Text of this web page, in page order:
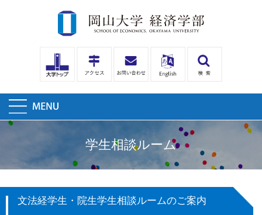
学生相談ルーム
文法経学生・院生学生相談ルームのご案内